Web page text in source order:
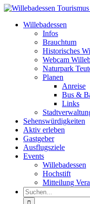
Zum
springenWillebadessen
Infos
Brauchtum
Historisches
Webcam
Naturpark
Planen
Anreise
Bus &
Links
Sehenswürdigkeiten
Aktiv erleben
Gastgeber
Ausflugsziele
Events
Willebadessen
Hochstift
Mitteilung
Suche
nach: